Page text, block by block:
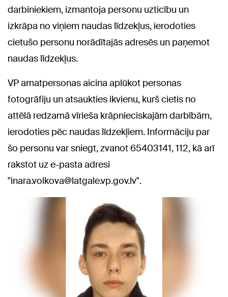
darbiniekiem, izmantoja personu uzticību un
izkrāpa no viņiem naudas līdzekļus, ierodoties
cietušo personu norādītajās adresēs un paņemot
naudas līdzekļus.
VP amatpersonas aicina aplūkot personas
fotogrāfiju un atsaukties ikvienu, kurš cietis no
attēlā redzamā vīrieša krāpnieciskajām darbībām,
ierodoties pēc naudas līdzekļiem. Informāciju par
šo personu var sniegt, zvanot 65403141, 112, kā arī
rakstot uz e-pasta adresi
"inara.volkova@latgale.vp.gov.lv".